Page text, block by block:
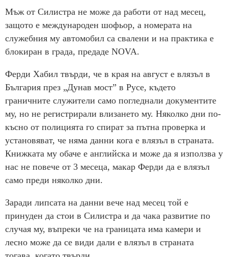
Мъж от Силистра не може да работи от над месец,
защото е международен шофьор, а номерата на
служебния му автомобил са свалени и на практика е
блокиран в града, предаде NOVA.
Ферди Хабил твърди, че в края на август е влязъл в
България през „Дунав мост” в Русе, където
граничните служители само погледнали документите
му, но не регистрирали влизането му. Няколко дни по-
късно от полицията го спират за пътна проверка и
установяват, че няма данни кога е влязъл в страната.
Книжката му обаче е английска и може да я използва у
нас не повече от 3 месеца, макар Ферди да е влязъл
само преди няколко дни.
Заради липсата на данни вече над месец той е
принуден да стои в Силистра и да чака развитие по
случая му, въпреки че на границата има камери и
лесно може да се види дали е влязъл в страната